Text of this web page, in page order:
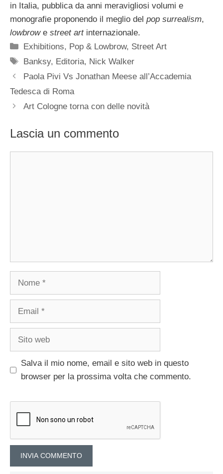
in Italia, pubblica da anni meravigliosi volumi e
monografie proponendo il meglio del pop surrealism,
lowbrowe street artinternazionale.
Categorie
Exhibitions, Pop & Lowbrow, Street Art
Tag
Banksy, Editoria, Nick Walker
Paola Pivi Vs Jonathan Meese all’Accademia
Tedesca di Roma
Art Cologne torna con delle novità
Lascia un commento
Nome
Email
Sito
Salva il mio nome, email e sito web in questo
browser per la prossima volta che commento.